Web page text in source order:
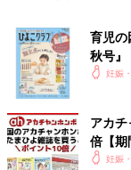
育児の
秋号
いっぱ
妊娠
アカ
倍【期
妊娠